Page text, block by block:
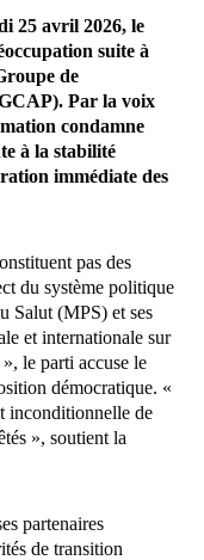
25 avril 2026, le
suite à
de
Par la voix
condamne
à la stabilité
immédiate des
pas des
du système politique
Salut (MPS) et ses
et internationale sur
le parti accuse le
démocratique. «
inconditionnelle de
», soutient la
partenaires
de transition